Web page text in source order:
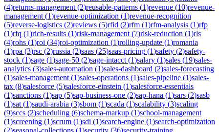
(4)returns-management (2)reusable-patterns (1)revenue (10)revenue-
management (1)revenue-optimization (1)revenue-recognition
(5)reverse-logistics (2)reviews (5)rfid (2)rfm (1)rfm-analysis (1)rfp
(1)rfq (1)rich-results (1)risk-management (7)risk-reduction (1)rls
(4)rohs (1)roi (34)roi-optimization (1)rolling-update (1)romania
(1)rpa (3)rsc (2)russia (2)saas (25)saas-pricing (1)safety (2)safety-
stock (1)sage (1)sage-50 (2)sage-intacct (1)salary (1)sales (19)sales-
analytics (3)sales-automation (1)sales-dashboard (2)sales-forecasting
(1)sales-management (1)sales-operations (1)sales-pipeline (1)sales-
tax (8)salesforce (5)salesforce-einstein (1)salesforce-essentials
(1)sanctions (1)sap (5)sap-business-one (2)sap-hana (1)sars (2)sasb
(1)sat (1)saudi-arabia (3)sbom (1)scada (1)scalability (3)scaling
(9)sccs (2)scheduling (6)schema-markup (1)school-management
(1)screening (1)scrum (1)sdi (1)search-engine (1)search-optimization
(2)seasonal-collections (1)security (36)security-training